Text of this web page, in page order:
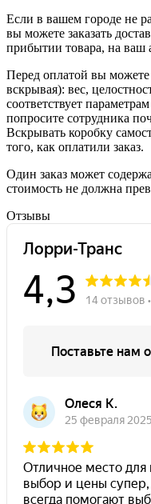
Если в вашем городе не
вы можете заказать
прибытии товара, на ваш
Перед оплатой вы можете
вскрывая): вес,
соответствует
попросите сотрудника
Вскрывать коробку
того, как оплатили заказ.
Один заказ может
стоимость не должна
Отзывы